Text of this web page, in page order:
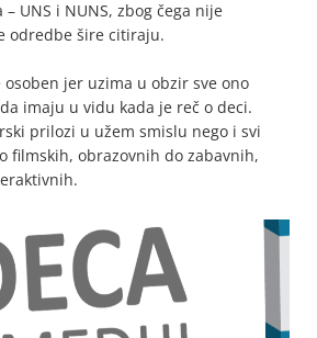
UNS i NUNS, zbog čega nije
odredbe šire citiraju.
osoben jer uzima u obzir sve ono
imaju u vidu kada je reč o deci.
prilozi u užem smislu nego i svi
filmskih, obrazovnih do zabavnih,